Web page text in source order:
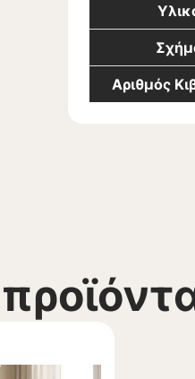
Αριθμός